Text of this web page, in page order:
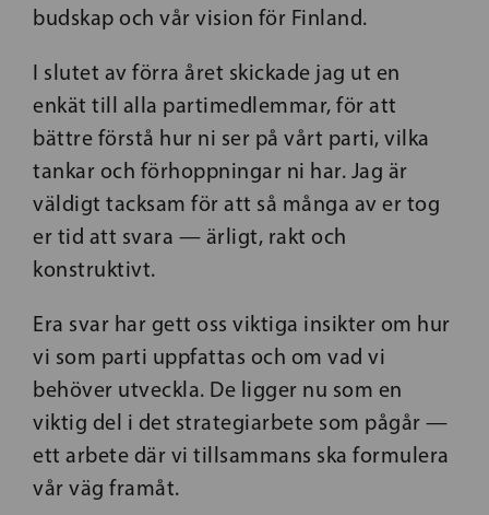
budskap och vår vision för Finland.
I slutet av förra året skickade jag ut en
enkät till alla partimedlemmar, för att
bättre förstå hur ni ser på vårt parti, vilka
tankar och förhoppningar ni har. Jag är
väldigt tacksam för att så många av er tog
er tid att svara — ärligt, rakt och
konstruktivt.
Era svar har gett oss viktiga insikter om hur
vi som parti uppfattas och om vad vi
behöver utveckla. De ligger nu som en
viktig del i det strategiarbete som pågår —
ett arbete där vi tillsammans ska formulera
vår väg framåt.